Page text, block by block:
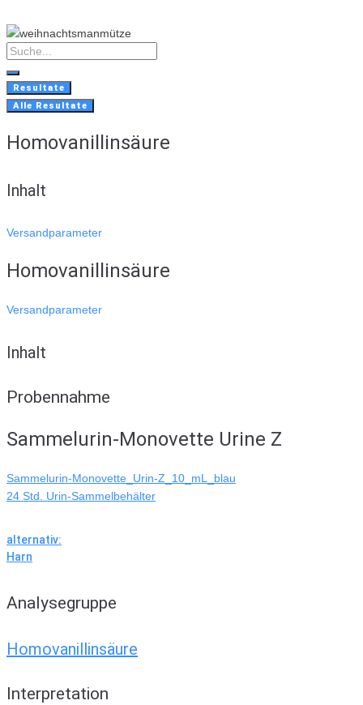
to
content
Search
...
Resultate
Alle Resultate
Homovanillinsäure
Inhalt
Versandparameter
Homovanillinsäure
Versandparameter
Inhalt
Probennahme
Sammelurin-Monovette Urine Z
Sammelurin-Monovette_Urin-Z_10_mL_blau
24 Std. Urin-Sammelbehälter
alternativ:
Harn
Analysegruppe
Homovanillinsäure
Interpretation